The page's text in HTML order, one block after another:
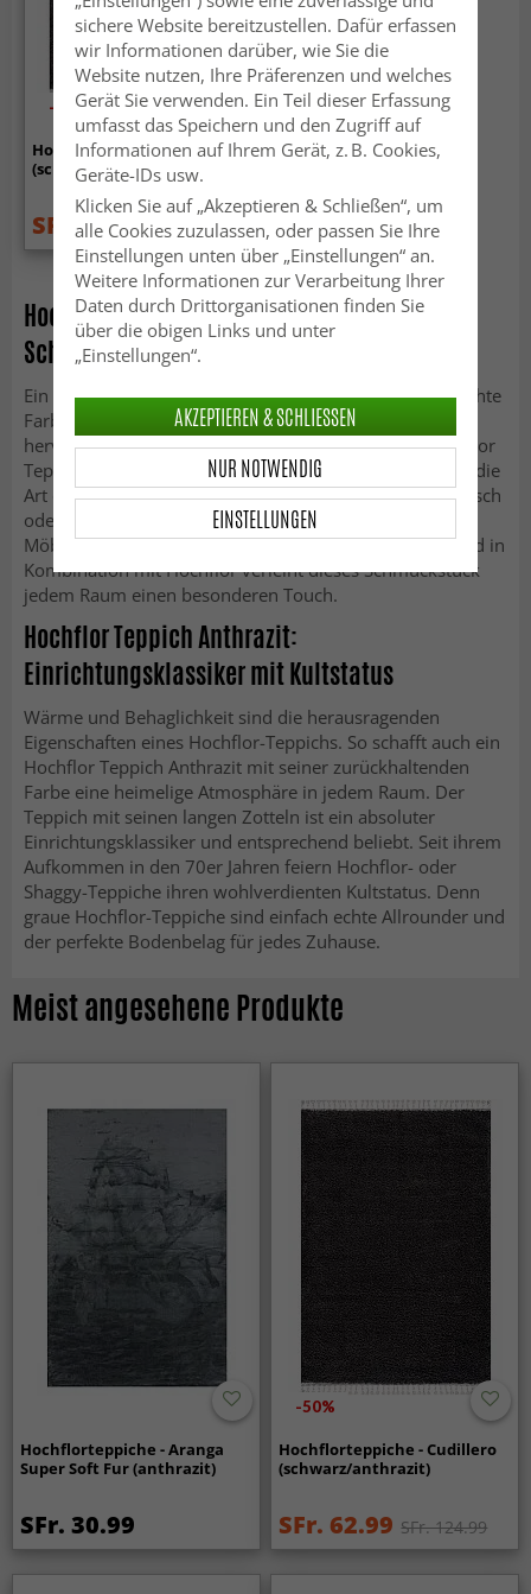
-50%
Hochflorteppiche - Cudillero
(schwarz/anthrazit)
SFr. 62.99 SFr. 124.99
Hochflor Teppich Anthrazit: Graues
Schmuckstück
Ein grauer Hochflor-Teppich eignet sich durch die schlichte
Farbgebung für praktisch alle Wohnräume ganz
hervorragend. Nahezu nahtlos integriert sich der Hochflor
Teppich Anthrazit in jeden Einrichtungsstil. Dabei spielt die
Art der Einrichtung keine Rolle. Von modern über klassisch
oder ausgefallen bis hin zur Ausstattung mit Vintage-
Möbeln. Der graue Teppich ist ein zeitloser Klassiker und in
Kombination mit Hochflor verleiht dieses Schmuckstück
jedem Raum einen besonderen Touch.
Hochflor Teppich Anthrazit:
Einrichtungsklassiker mit Kultstatus
Wärme und Behaglichkeit sind die herausragenden
Eigenschaften eines Hochflor-Teppichs. So schafft auch ein
Hochflor Teppich Anthrazit mit seiner zurückhaltenden
Farbe eine heimelige Atmosphäre in jedem Raum. Der
Teppich mit seinen langen Zotteln ist ein absoluter
Einrichtungsklassiker und entsprechend beliebt. Seit ihrem
Aufkommen in den 70er Jahren feiern Hochflor- oder
Shaggy-Teppiche ihren wohlverdienten Kultstatus. Denn
graue Hochflor-Teppiche sind einfach echte Allrounder und
der perfekte Bodenbelag für jedes Zuhause.
Meist angesehene Produkte
Hochflorteppiche - Aranga
Super Soft Fur (anthrazit)
SFr. 30.99
-50%
Hochflorteppiche - Cudillero
(schwarz/anthrazit)
SFr. 62.99 SFr. 124.99
sichere Website bereitzustellen. Dafür erfassen
wir Informationen darüber, wie Sie die
Website nutzen, Ihre Präferenzen und welches
Gerät Sie verwenden. Ein Teil dieser Erfassung
umfasst das Speichern und den Zugriff auf
Informationen auf Ihrem Gerät, z. B. Cookies,
Geräte-IDs usw.
Klicken Sie auf „Akzeptieren & Schließen“, um
alle Cookies zuzulassen, oder passen Sie Ihre
Einstellungen unten über „Einstellungen“ an.
Weitere Informationen zur Verarbeitung Ihrer
Daten durch Drittorganisationen finden Sie
über die obigen Links und unter
„Einstellungen“.
EINSTELLUNGEN
NUR NOTWENDIG
AKZEPTIEREN & SCHLIESSEN